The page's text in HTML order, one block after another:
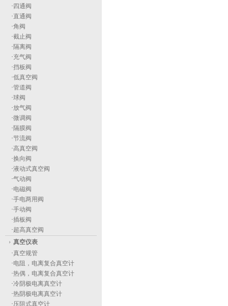
· 四通阀
·直通阀
·角阀
·截止阀
· 隔离阀
·充气阀
·挡板阀
·低真空阀
·管道阀
·球阀
·放气阀
·微调阀
· 隔膜阀
·节流阀
·高真空阀
·换向阀
·液动式真空阀
·气动阀
·电磁阀
·手电两用阀
·手动阀
·插板阀
·超高真空阀
真空仪表
·真空规管
·电阻，电离复合真空计
·热偶，电离复合真空计
·冷阴极电离真空计
·热阴极电离真空计
·压阻式真空计